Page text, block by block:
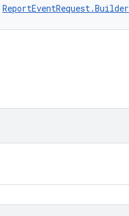
ReportEventRequest.Builder